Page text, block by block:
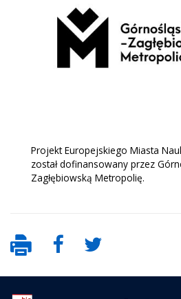
Projekt Europejskiego Miasta
został dofinansowany przez
Zagłębiowską Metropolię.